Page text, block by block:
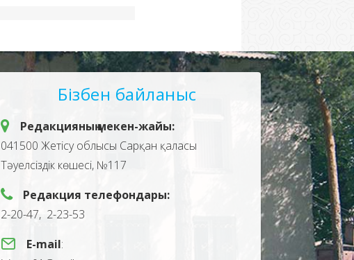
Бізбен байланыс
Редакцияның мекен-жайы:
041500 Жетісу облысы Сарқан қаласы
Тәуелсіздік көшесі, №117
Редакция телефондары:
2-20-47, 2-23-53
E-mail: